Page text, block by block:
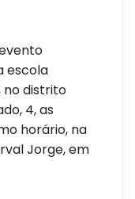
escola
no distrito
4, as
horário, na
Jorge, em